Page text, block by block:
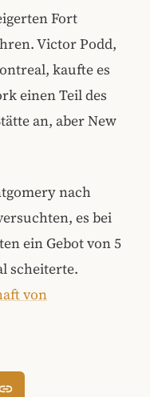
Fort
Victor Podd,
kaufte es
einen Teil des
an, aber New
nach
es bei
ein Gebot von 5
scheiterte.
von